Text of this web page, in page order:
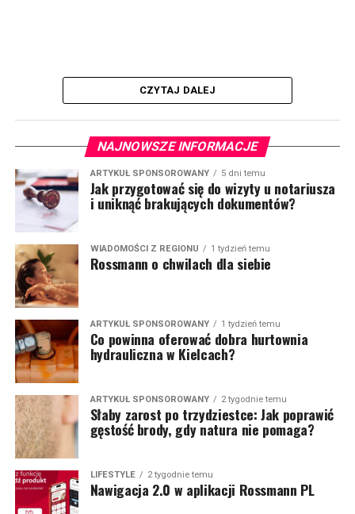
CZYTAJ DALEJ
NAJNOWSZE INFORMACJE
ARTYKUŁ SPONSOROWANY 5 dni temu
Jak przygotować się do wizyty u notariusza
i uniknąć brakujących dokumentów?
WIADOMOŚCI Z REGIONU 1 tydzień temu
Rossmann o chwilach dla siebie
ARTYKUŁ SPONSOROWANY 1 tydzień temu
Co powinna oferować dobra hurtownia
hydrauliczna w Kielcach?
ARTYKUŁ SPONSOROWANY 2 tygodnie temu
Słaby zarost po trzydziestce: Jak poprawić
gęstość brody, gdy natura nie pomaga?
LIFESTYLE 2 tygodnie temu
Nawigacja 2.0 w aplikacji Rossmann PL